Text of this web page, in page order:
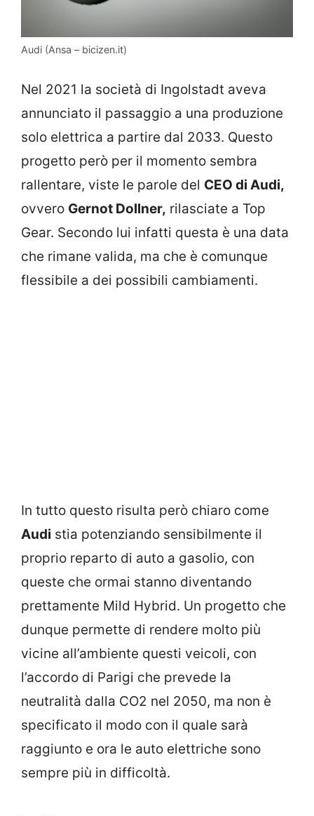
Audi (Ansa – bicizen.it)
Nel 2021 la società di Ingolstadt aveva
annunciato il passaggio a una produzione
solo elettrica a partire dal 2033. Questo
progetto però per il momento sembra
rallentare, viste le parole del CEO di Audi,
ovvero Gernot Dollner, rilasciate a Top
Gear. Secondo lui infatti questa è una data
che rimane valida, ma che è comunque
flessibile a dei possibili cambiamenti.
In tutto questo risulta però chiaro come
Audi stia potenziando sensibilmente il
proprio reparto di auto a gasolio, con
queste che ormai stanno diventando
prettamente Mild Hybrid. Un progetto che
dunque permette di rendere molto più
vicine all’ambiente questi veicoli, con
l’accordo di Parigi che prevede la
neutralità dalla CO2 nel 2050, ma non è
specificato il modo con il quale sarà
raggiunto e ora le auto elettriche sono
sempre più in difficoltà.